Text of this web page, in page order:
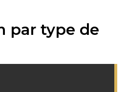
par type de